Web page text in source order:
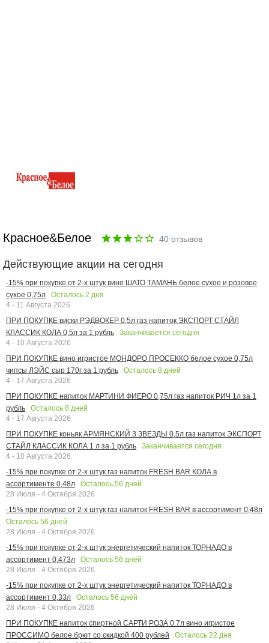
Красное&Белое 40 отзывов
Действующие акции на сегодня
-15% при покупке от 2-х штук вино ШАТО ТАМАНЬ белое сухое и розовое
сухое 0,75л
Осталось 2 дня
4 - 11 Августа 2026
ПРИ ПОКУПКЕ виски РЭДВОКЕР 0,5л газ напиток ЭКСПОРТ СТАЙЛ
КЛАССИК КОЛА 0,5л за 1 рубль
Заканчивается сегодня
4 - 10 Августа 2026
ПРИ ПОКУПКЕ вино игристое МОНДОРО ПРОСЕККО белое сухое 0,75л
чипсы ЛЭЙС сыр 170г за 1 рубль
Осталось 8 дней
4 - 17 Августа 2026
ПРИ ПОКУПКЕ напиток МАРТИНИ ФИЕРО 0,75л газ напиток РИЧ 1л за 1
рубль
Осталось 8 дней
4 - 17 Августа 2026
ПРИ ПОКУПКЕ коньяк АРМЯНСКИЙ 3 ЗВЕЗДЫ 0,5л газ напиток ЭКСПОРТ
СТАЙЛ КЛАССИК КОЛА 1 л за 1 рубль
Заканчивается сегодня
4 - 10 Августа 2026
-15% при покупке от 2-х штук газ напиток FRESH BAR КОЛА в
ассортименте 0,48л
Осталось 56 дней
28 Июля - 4 Октября 2026
-15% при покупке от 2-х штук газ напиток FRESH BAR в ассортимент 0,48л
Осталось 56 дней
28 Июля - 4 Октября 2026
-15% при покупке от 2-х штук энергетический напиток ТОРНАДО в
ассортимент 0,473л
Осталось 56 дней
28 Июля - 4 Октября 2026
-15% при покупке от 2-х штук энергетический напиток ТОРНАДО в
ассортимент 0,33л
Осталось 56 дней
28 Июля - 4 Октября 2026
ПРИ ПОКУПКЕ напиток спиртной САРТИ РОЗА 0.7л вино игристое
ПРОССИМО белое брют со скидкой 400 рублей
Осталось 22 дня